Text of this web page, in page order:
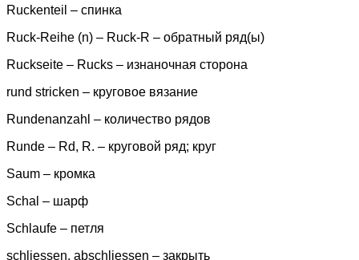
Ruckenteil – спинка
Ruck-Reihe (n) – Ruck-R – обратный ряд(ы)
Ruckseite – Rucks – изнаночная сторона
rund stricken – круговое вязание
Rundenanzahl – количество рядов
Rundе – Rd, R. – круговой ряд; круг
Saum – кромка
Schal – шарф
Schlaufe – петля
schliessen, abschliessen – закрыть